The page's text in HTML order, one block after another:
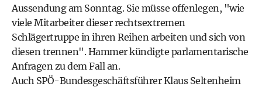
Aussendung am Sonntag. Sie müsse offenlegen, "wie
viele Mitarbeiter dieser rechtsextremen
Schlägertruppe in ihren Reihen arbeiten und sich von
diesen trennen". Hammer kündigte parlamentarische
Anfragen zu dem Fall an.
Auch SPÖ-Bundesgeschäftsführer Klaus Seltenheim